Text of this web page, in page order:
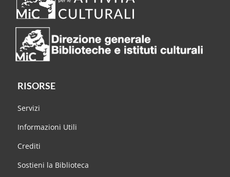
RISORSE
Servizi
Informazioni Utili
Crediti
Sostieni la Biblioteca